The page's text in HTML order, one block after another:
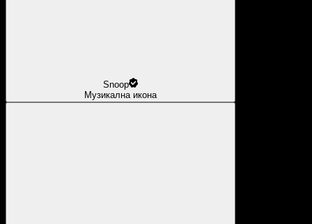
Snoop
Музикална икона